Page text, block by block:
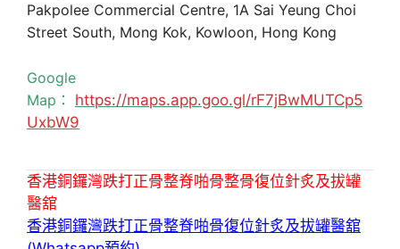
Pakpolee Commercial Centre, 1A Sai Yeung Choi
Street South, Mong Kok, Kowloon, Hong Kong
Google
Map： https://maps.app.goo.gl/rF7jBwMUTCp5
UxbW9
香港銅鑼灣跌打正骨整脊啪骨整骨復位針炙及拔罐
醫舘
香港銅鑼灣跌打正骨整脊啪骨復位針炙及拔罐醫舘